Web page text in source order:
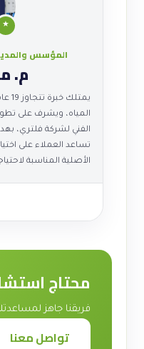
★
المؤسس
م.
المياه، ويشرف على
الفني لشركة فلتري،
تساعد العملاء على
الأصلية المناسبة
محتاج
فريقنا جاهز
تواصل معنا